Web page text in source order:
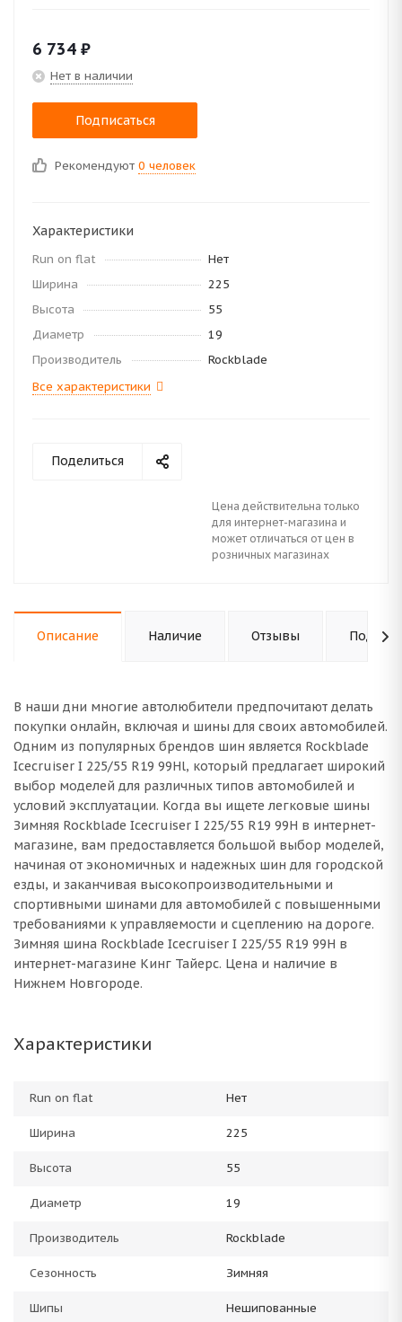
6 734 ₽
Нет в наличии
Подписаться
Рекомендуют 0 человек
Характеристики
Run on flat
Нет
Ширина
225
Высота
55
Диаметр
19
Производитель
Rockblade
Все характеристики
Поделиться
Цена действительна только
для интернет-магазина и
может отличаться от цен в
розничных магазинах
Описание Наличие Отзывы
В наши дни многие автолюбители предпочитают делать
покупки онлайн, включая и шины для своих автомобилей.
Одним из популярных брендов шин является Rockblade
Icecruiser I 225/55 R19 99Hl, который предлагает широкий
выбор моделей для различных типов автомобилей и
условий эксплуатации. Когда вы ищете легковые шины
Зимняя Rockblade Icecruiser I 225/55 R19 99H в интернет-
магазине, вам предоставляется большой выбор моделей,
начиная от экономичных и надежных шин для городской
езды, и заканчивая высокопроизводительными и
спортивными шинами для автомобилей с повышенными
требованиями к управляемости и сцеплению на дороге.
Зимняя шина Rockblade Icecruiser I 225/55 R19 99H в
интернет-магазине Кинг Тайерс. Цена и наличие в
Нижнем Новгороде.
Характеристики
Run on flat Нет
Ширина 225
Высота 55
Диаметр 19
Производитель Rockblade
Сезонность Зимняя
Шипы Нешипованные